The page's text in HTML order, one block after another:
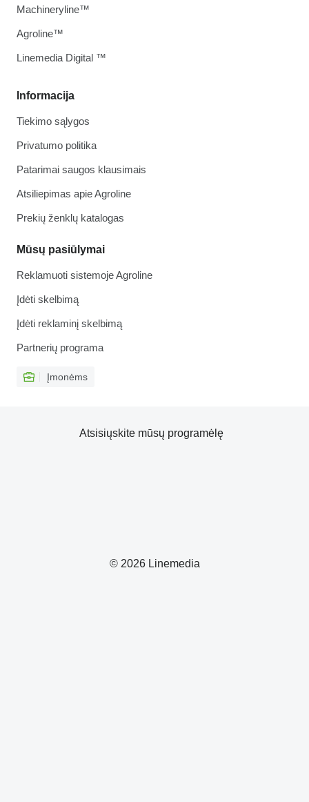
Informacija
Tiekimo sąlygos
Privatumo politika
Patarimai saugos klausimais
Atsiliepimas apie Agroline
Prekių ženklų katalogas
Mūsų pasiūlymai
Reklamuoti sistemoje Agroline
Įdėti skelbimą
Įdėti reklaminį skelbimą
Partnerių programa
Įmonėms
Machineryline™
Agroline™
Linemedia Digital ™
© 2026 Linemedia
Atsisiųskite mūsų programėlę